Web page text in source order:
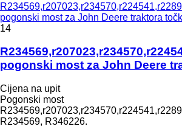
pogonski most za John Deere traktora
14
pogonski most za John Deere
Cijena na upit
Pogonski most
R234569, R346226.